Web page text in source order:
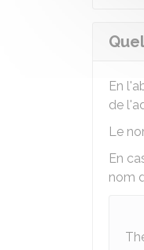
En
de
Le
En
nom